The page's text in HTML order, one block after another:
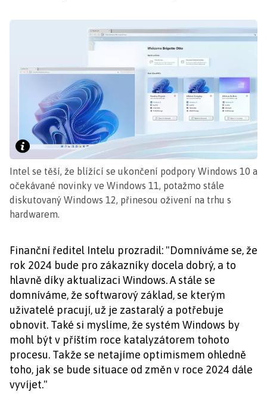
Intel se těší, že blížící se ukončení podpory Windows 10 a
očekávané novinky ve Windows 11, potažmo stále
diskutovaný Windows 12, přinesou oživení na trhu s
hardwarem.
Finanční ředitel Intelu prozradil: "Domníváme se, že
rok 2024 bude pro zákazníky docela dobrý, a to
hlavně díky aktualizaci Windows. A stále se
domníváme, že softwarový základ, se kterým
uživatelé pracují, už je zastaralý a potřebuje
obnovit. Také si myslíme, že systém Windows by
mohl být v příštím roce katalyzátorem tohoto
procesu. Takže se netajíme optimismem ohledně
toho, jak se bude situace od změn v roce 2024 dále
vyvíjet."